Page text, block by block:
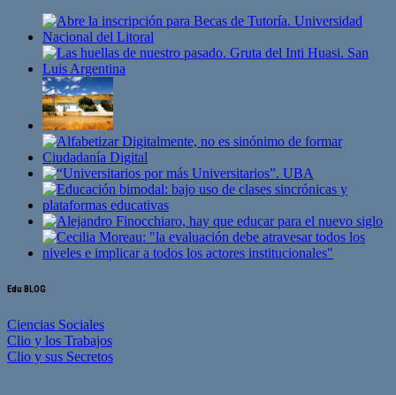
Edu BLOG
Ciencias Sociales
Clio y los Trabajos
Clio y sus Secretos